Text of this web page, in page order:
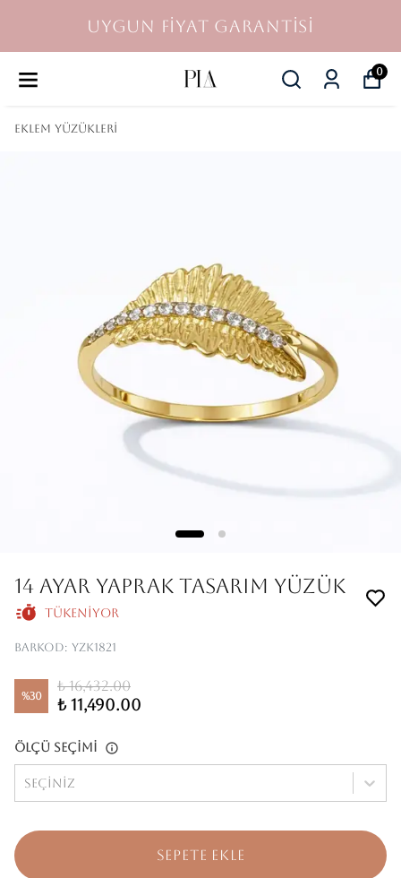
UYGUN FİYAT GARANTİSİ
0
Eklem Yüzükleri
14 AYAR YAPRAK TASARIM YÜZÜK
Tükeniyor
Barkod: YZK1821
%30
₺ 16,432.00
₺ 11,490.00
Ölçü Seçimi
Seçiniz
SEPETE EKLE